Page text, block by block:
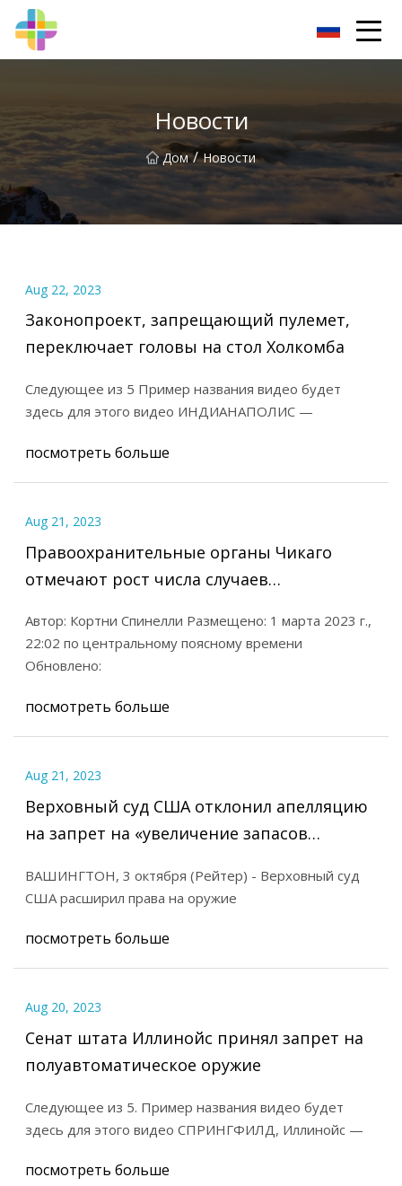
Новости
Дом / Новости
Aug 22, 2023
Законопроект, запрещающий пулемет,
переключает головы на стол Холкомба
Следующее из 5 Пример названия видео будет
здесь для этого видео ИНДИАНАПОЛИС —
посмотреть больше
Aug 21, 2023
Правоохранительные органы Чикаго
отмечают рост числа случаев
переоборудования пулеметов
Автор: Кортни Спинелли Размещено: 1 марта 2023 г.,
22:02 по центральному поясному времени
Обновлено:
посмотреть больше
Aug 21, 2023
Верховный суд США отклонил апелляцию
на запрет на «увеличение запасов
ВАШИНГТОН, 3 октября (Рейтер) - Верховный суд
США расширил права на оружие
посмотреть больше
Aug 20, 2023
Сенат штата Иллинойс принял запрет на
полуавтоматическое оружие
Следующее из 5. Пример названия видео будет
здесь для этого видео СПРИНГФИЛД, Иллинойс —
посмотреть больше